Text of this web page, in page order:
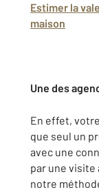
Estimer la
maison
Une des
En effet,
que seul un
avec une
par une visite
notre